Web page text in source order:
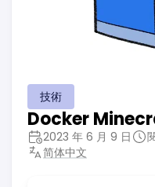
技術
Docker
2023 年 6 月 9 日
简体中文